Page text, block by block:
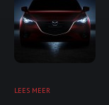
LEES MEER